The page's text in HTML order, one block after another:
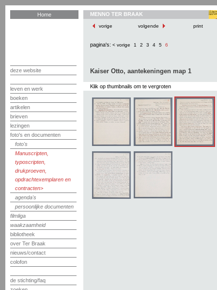
Home
deze website
leven en werk
boeken
artikelen
brieven
lezingen
foto's en documenten
foto's
Manuscripten,
typoscripten,
drukproeven,
opdrachtexemplaren en
contracten
agenda's
persoonlijke documenten
filmliga
waakzaamheid
bibliotheek
over Ter Braak
nieuws/contact
colofon
de stichting/faq
MENNO TER BRAAK
vorige volgende print
pagina's: < vorige 1 2 3 4 5 6
Kaiser Otto, aantekeningen map 1
Klik op thumbnails om te vergroten